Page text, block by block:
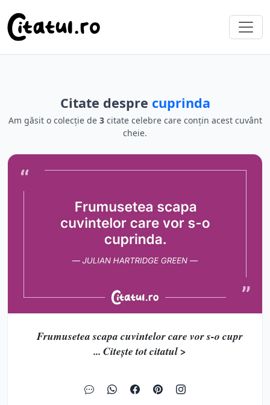
Citate despre cuprinda
Am găsit o colecție de 3citate celebre care conțin acest cuvânt
cheie.
Frumusetea scapa cuvintelor care vor s-o cupr
... Citește tot citatul >